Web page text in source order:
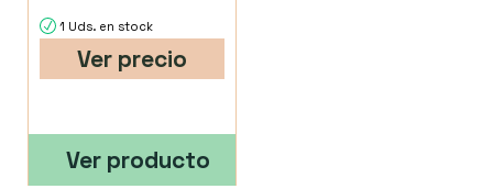
1 Uds. en stock
Ver precio
Ver producto